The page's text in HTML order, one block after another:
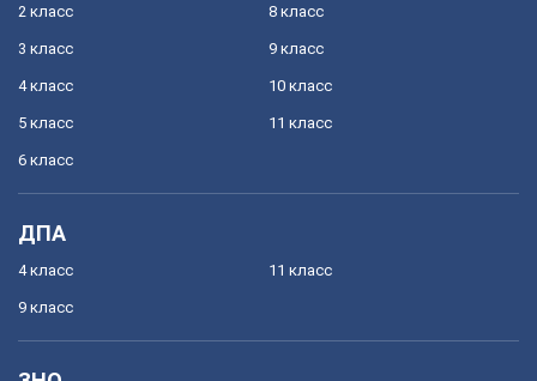
2 класс
3 класс
4 класс
5 класс
6 класс
8 класс
9 класс
10 класс
11 класс
ДПА
4 класс
9 класс
11 класс